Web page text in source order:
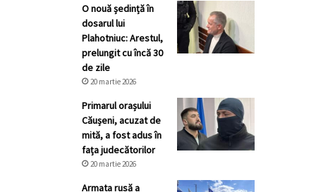
O nouă ședință în
dosarul lui
Plahotniuc: Arestul,
prelungit cu încă 30
de zile
20 martie 2026
Primarul orașului
Căușeni, acuzat de
mită, a fost adus în
fața judecătorilor
20 martie 2026
Armata rusă a